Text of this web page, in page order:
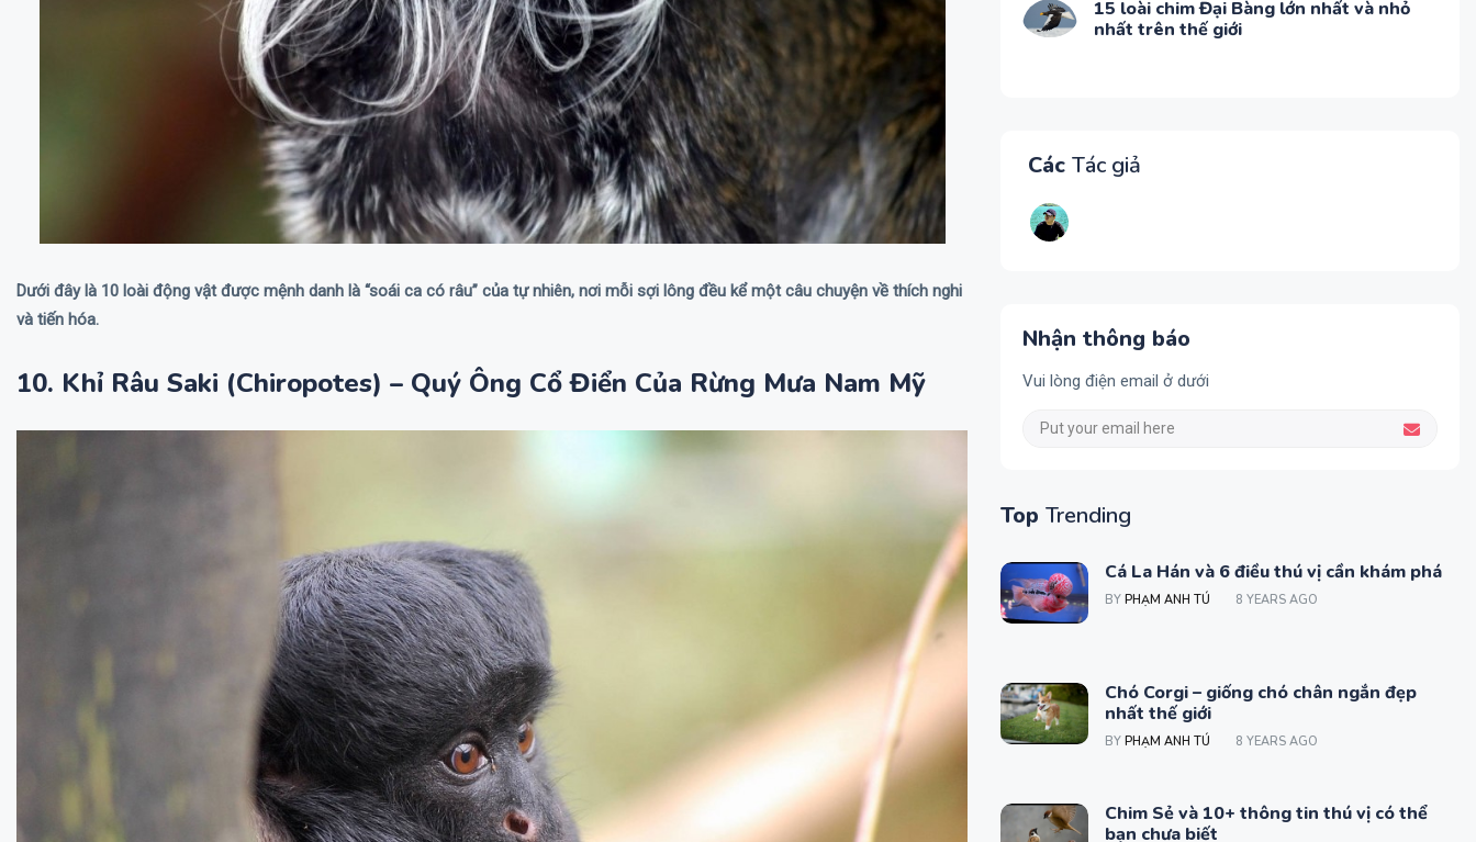
Dưới đây là 10 loài động vật được mệnh danh là “soái ca có râu” của tự nhiên, nơi mỗi sợi lông đều kể một câu chuyện về thích nghi
và tiến hóa.
10. Khỉ Râu Saki (Chiropotes) – Quý Ông Cổ Điển Của Rừng Mưa Nam Mỹ
15 loài chim Đại Bàng lớn nhất và nhỏ
nhất trên thế giới
Các Tác giả
Nhận thông báo
Vui lòng điện email ở dưới
Top Trending
Cá La Hán và 6 điều thú vị cần khám phá
BY PHẠM ANH TÚ 8 YEARS AGO
Chó Corgi – giống chó chân ngắn đẹp
nhất thế giới
BY PHẠM ANH TÚ 8 YEARS AGO
Chim Sẻ và 10+ thông tin thú vị có thể
bạn chưa biết